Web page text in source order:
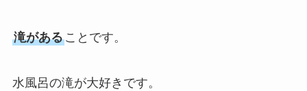
滝があることです。
水風呂の滝が大好きです。